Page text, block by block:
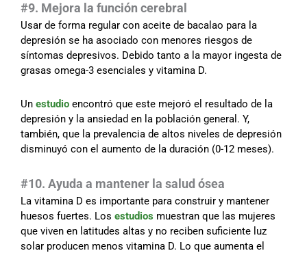
#9. Mejora la función cerebral
Usar de forma regular con aceite de bacalao para la
depresión se ha asociado con menores riesgos de
síntomas depresivos. Debido tanto a la mayor ingesta de
grasas omega-3 esenciales y vitamina D.
Un estudio encontró que este mejoró el resultado de la
depresión y la ansiedad en la población general. Y,
también, que la prevalencia de altos niveles de depresión
disminuyó con el aumento de la duración (0-12 meses).
#10. Ayuda a mantener la salud ósea
La vitamina D es importante para construir y mantener
huesos fuertes. Los estudios muestran que las mujeres
que viven en latitudes altas y no reciben suficiente luz
solar producen menos vitamina D. Lo que aumenta el